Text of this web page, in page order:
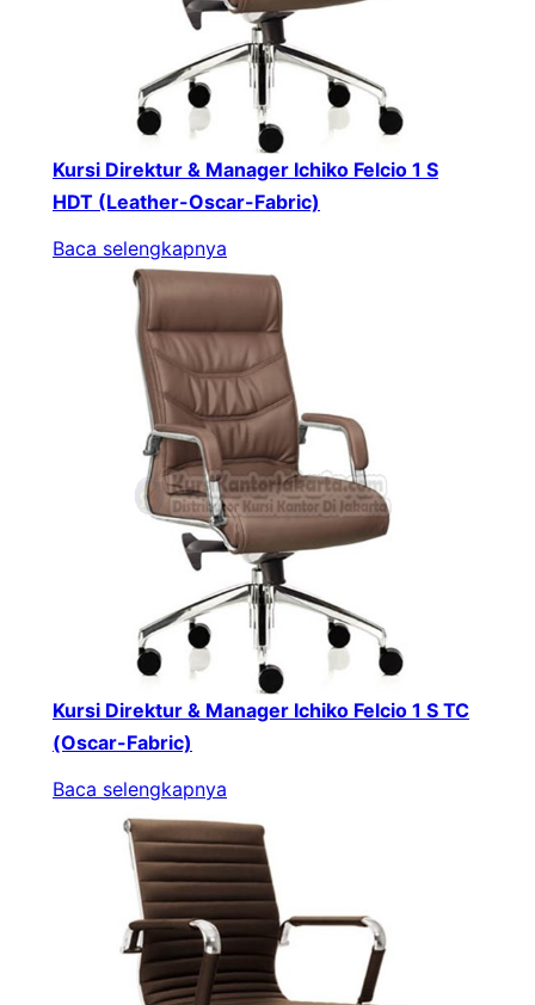
Kursi Direktur & Manager Ichiko Felcio 1 S
HDT (Leather-Oscar-Fabric)
Baca selengkapnya
Kursi Direktur & Manager Ichiko Felcio 1 S TC
(Oscar-Fabric)
Baca selengkapnya